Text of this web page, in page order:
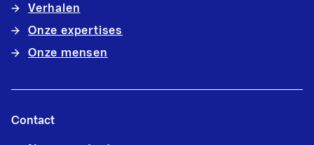
Verhalen
Onze expertises
Onze mensen
Contact